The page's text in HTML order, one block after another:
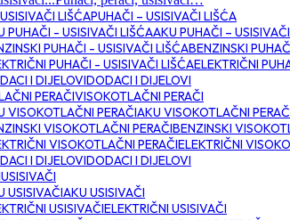
PUHAČI – USISIVAČI LIŠĆA
AKU PUHAČI –
BENZINSKI
ELEKTRIČNI
DODACI I DIJELOVI
VISOKOTLAČNI PERAČI
AKU VISOKOTLAČNI
BENZINSKI
ELEKTRIČNI
DODACI I DIJELOVI
USISIVAČI
AKU USISIVAČI
ELEKTRIČNI USISIVAČI